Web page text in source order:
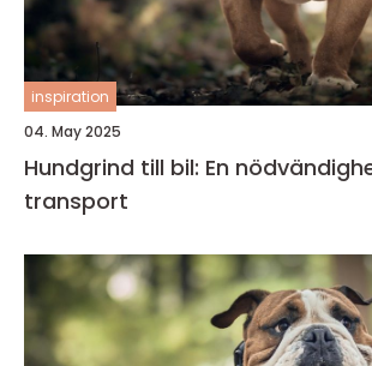
inspiration
04. May 2025
Hundgrind till bil: En
transport